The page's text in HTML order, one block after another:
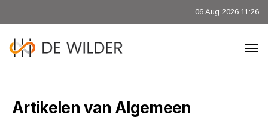
06 Aug 2026 11:26
Artikelen van Algemeen